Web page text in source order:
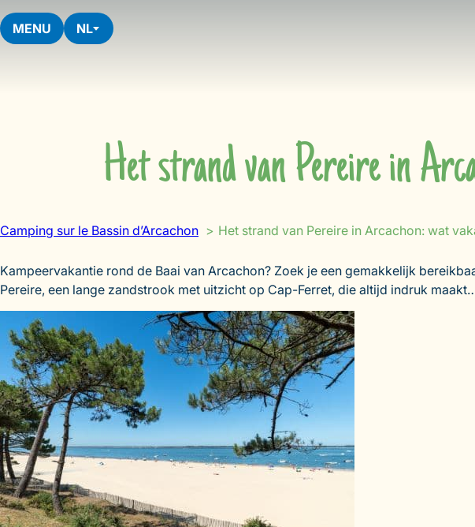
Skip
to
content
MENU NL
Het strand van Pereire in
Camping sur le Bassin d’Arcachon Het strand van Pereire in Arcachon: wat
Kampeervakantie rond de Baai van Arcachon? Zoek je een gemakkelijk
Pereire, een lange zandstrook met uitzicht op Cap-Ferret, die altijd indruk